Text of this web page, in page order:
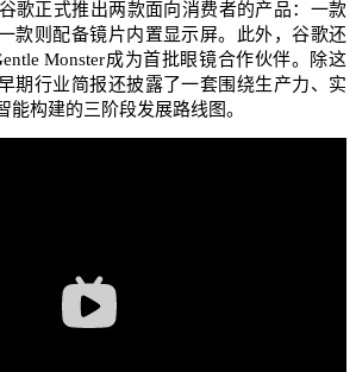
歌正式推出两款面向消费者的产品：一款
款则配备镜片内置显示屏。此外，谷歌还
Monster成为首批眼镜合作伙伴。除这
期行业简报还披露了一套围绕生产力、实
能构建的三阶段发展路线图。